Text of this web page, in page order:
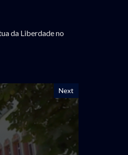
da Liberdade no
Next